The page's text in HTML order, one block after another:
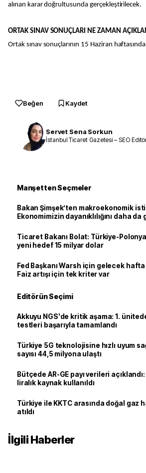
alınan karar doğrultusunda gerçekleştirilecek.
ORTAK SINAV SONUÇLARI NE ZAMAN
Ortak sınav sonuçlarının 15 Haziran
Beğen Kaydet
Servet Sena Sorkun
İstanbul Ticaret Gazetesi – SEO
Manşetten Seçmeler
Bakan Şimşek’ten makroekonomik
Ekonomimizin dayanıklılığını daha
Ticaret Bakanı Bolat: Türkiye-
yeni hedef 15 milyar dolar
Fed Başkanı Warsh için gelecek
Faiz artışı için tek kriter var
Editörün Seçimi
Akkuyu NGS'de kritik aşama: 1.
testleri başarıyla tamamlandı
Türkiye 5G teknolojisine hızlı uyum
sayısı 44,5 milyona ulaştı
Bütçede AR-GE payı verileri
liralık kaynak kullanıldı
Türkiye ile KKTC arasında doğal gaz
atıldı
İlgili Haberler